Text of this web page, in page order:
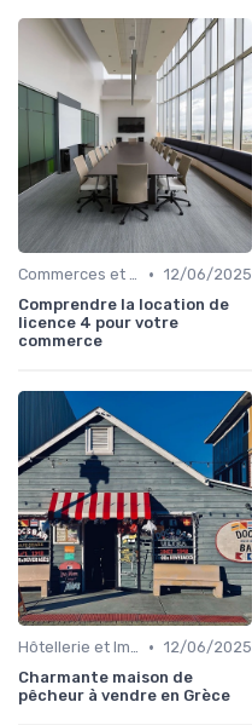
Commerces et Retail • 12/06/2025
Comprendre la location de
licence 4 pour votre
commerce
Hôtellerie et Immobilier de Loisirs • 12/06/2025
Charmante maison de
pêcheur à vendre en Grèce